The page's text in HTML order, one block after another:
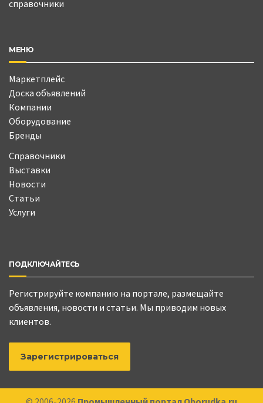
справочники
МЕНЮ
Маркетплейс
Доска объявлений
Компании
Оборудование
Бренды
Справочники
Выставки
Новости
Статьи
Услуги
ПОДКЛЮЧАЙТЕСЬ
Регистрируйте компанию на портале, размещайте
объявления, новости и статьи. Мы приводим новых
клиентов.
Зарегистрироваться